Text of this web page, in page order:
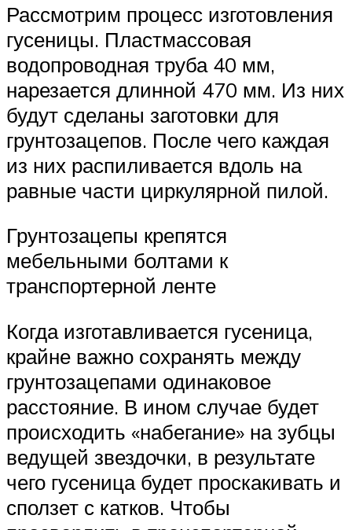
Рассмотрим процесс изготовления
гусеницы. Пластмассовая
водопроводная труба 40 мм,
нарезается длинной 470 мм. Из них
будут сделаны заготовки для
грунтозацепов. После чего каждая
из них распиливается вдоль на
равные части циркулярной пилой.
Грунтозацепы крепятся
мебельными болтами к
транспортерной ленте
Когда изготавливается гусеница,
крайне важно сохранять между
грунтозацепами одинаковое
расстояние. В ином случае будет
происходить «набегание» на зубцы
ведущей звездочки, в результате
чего гусеница будет проскакивать и
сползет с катков. Чтобы